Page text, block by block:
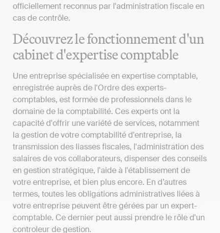
officiellement reconnus par l'administration fiscale en
cas de contrôle.
Découvrez le fonctionnement d'un
cabinet d'expertise comptable
Une entreprise spécialisée en expertise comptable,
enregistrée auprès de l'Ordre des experts-
comptables, est formée de professionnels dans le
domaine de la comptabilité. Ces experts ont la
capacité d'offrir une variété de services, notamment
la gestion de votre comptabilité d'entreprise, la
transmission des liasses fiscales, l'administration des
salaires de vos collaborateurs, dispenser des conseils
en gestion stratégique, l'aide à l'établissement de
votre entreprise, et bien plus encore. En d’autres
termes, toutes les obligations administratives liées à
votre entreprise peuvent être gérées par un expert-
comptable. Ce dernier peut aussi prendre le rôle d'un
controleur de gestion.